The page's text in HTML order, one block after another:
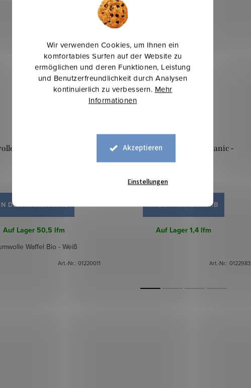
Wir verwenden Cookies, um Ihnen ein
komfortables Surfen auf der Website zu
ermöglichen und deren Funktionen, Leistung
und Benutzerfreundlichkeit durch Analysen
kontinuierlich zu verbessern. Mehr
Informationen
Akzeptieren
Einstellungen
Waffel Organic - Weiß
DEN WARENKORB
Auf Lager 50,5 lfm
Waffel Bio - Weiß
Art.-Nr.: 01220011
Baumwolle Waffel Organic -
10,90 €
IN DEN WARENKORB
Auf Lager 1,4 lfm
Art.-Nr.: 0122983